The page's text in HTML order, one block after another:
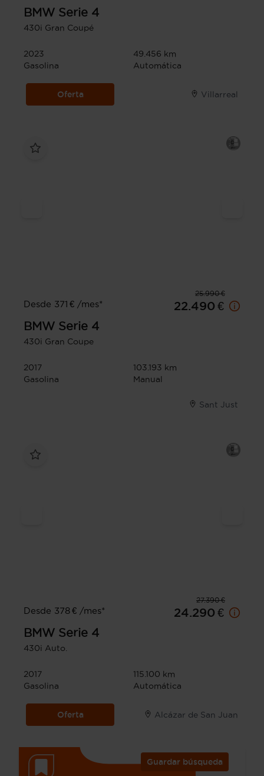
BMW Serie 4
430i Gran Coupé
2023
49.456 km
Gasolina
Automática
Oferta Villarreal
25.990 €
Desde 371 € /mes*
22.490 €
BMW Serie 4
430i Gran Coupe
2017
103.193 km
Gasolina
Manual
Sant Just
27.390 €
Desde 378 € /mes*
24.290 €
BMW Serie 4
430i Auto.
2017
115.100 km
Gasolina
Automática
Oferta Alcázar de San Juan
Guardar búsqueda